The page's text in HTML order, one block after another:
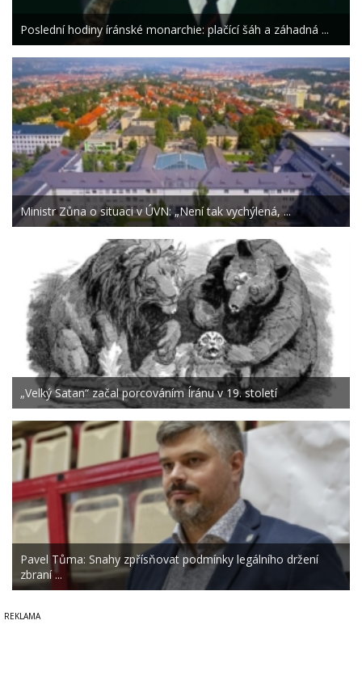
Poslední hodiny íránské monarchie: plačící šáh a záhadná ...
Ministr Zůna o situaci v ÚVN: „Není tak vychýlená, ...
„Velký Satan“ začal porcováním Íránu v 19. století
Pavel Tůma: Snahy zpřísňovat podmínky legálního držení
zbraní ...